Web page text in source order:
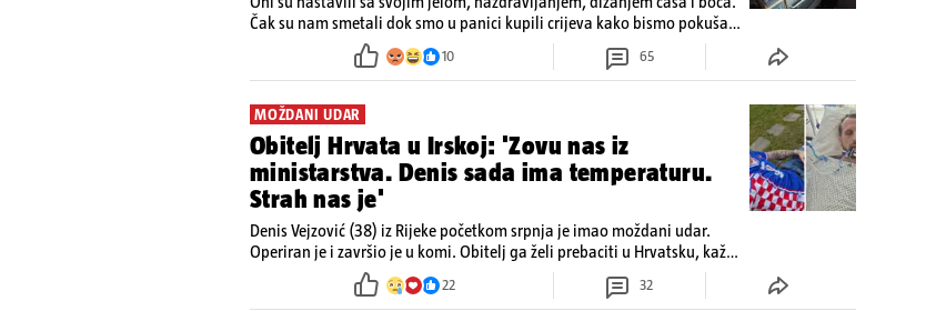
Čak su nam smetali dok smo u panici kupili crijeva kako bismo pokušali
ugasiti požar, rekao je vlasnik
10 65
MOŽDANI UDAR
Obitelj Hrvata u Irskoj: 'Zovu nas iz
ministarstva. Denis sada ima temperaturu.
Strah nas je'
Denis Vejzović (38) iz Rijeke početkom srpnja je imao moždani udar.
Operiran je i završio je u komi. Obitelj ga želi prebaciti u Hrvatsku, kažu
kako tamošnji liječnici ne vjeruju u oporavak: 'Imamo 72 sata'
22 32